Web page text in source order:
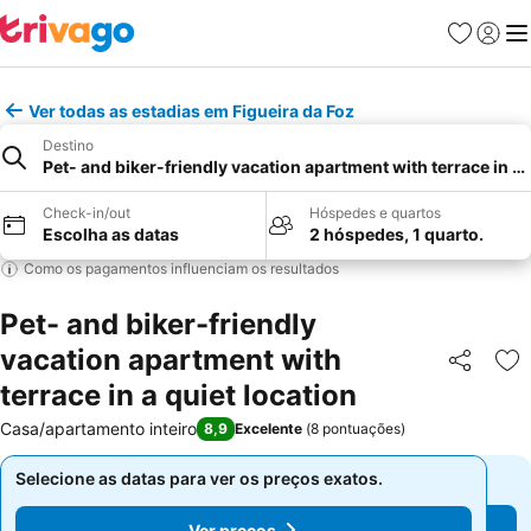
Favoritos
Iniciar
Ver todas as estadias em Figueira da Foz
Destino
Pet- and biker-friendly vacation apartment with terrace in a
Check-in/out
Escolha as datas
Hóspedes e quartos
2 hóspedes, 1 quarto.
Como os pagamentos influenciam os resultados
Pet- and biker-friendly
vacation apartment with
terrace in a quiet location
Partilhar
Casa/apartamento inteiro 8,9 Excelente (8 pontuações)
Selecione as datas para ver os preços exatos.
Selecione as datas para ver os preços exatos.